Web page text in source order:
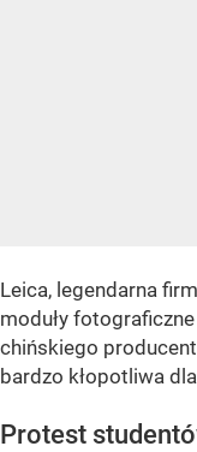
Leica, legendarna
moduły
chińskiego
bardzo kłopotliwa
Protest